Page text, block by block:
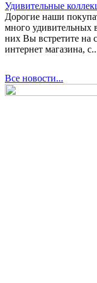
Удивительные
Дорогие наши
много удивительных
них Вы встретите на
интернет магазина,
Все новости...